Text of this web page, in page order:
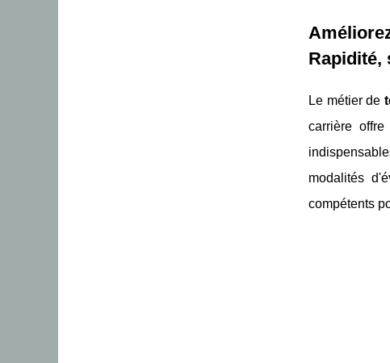
Rapidité,
Le métier de
carrière
modalités
compétents